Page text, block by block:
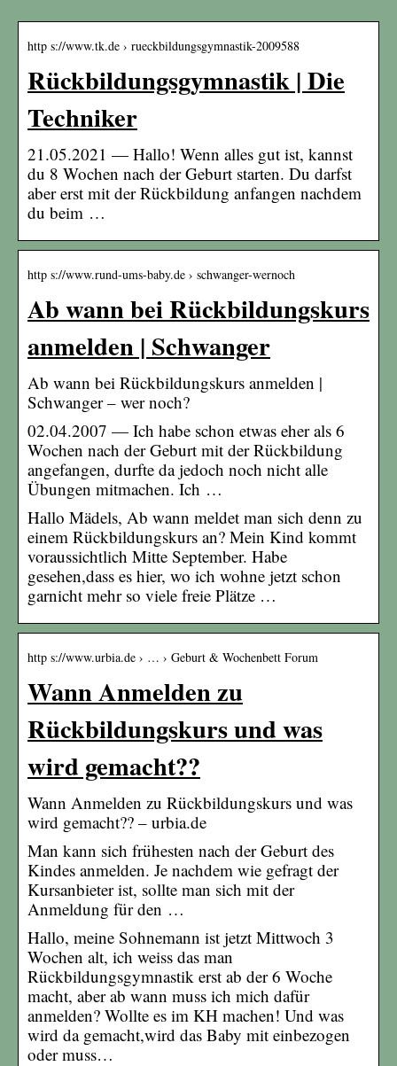
http s://www.tk.de › rueckbildungsgymnastik-2009588
Rückbildungsgymnastik | Die
Techniker
21.05.2021 — Hallo! Wenn alles gut ist, kannst
du 8 Wochen nach der Geburt starten. Du darfst
aber erst mit der Rückbildung anfangen nachdem
du beim …
http s://www.rund-ums-baby.de › schwanger-wernoch
Ab wann bei Rückbildungskurs
anmelden | Schwanger
Ab wann bei Rückbildungskurs anmelden |
Schwanger – wer noch?
02.04.2007 — Ich habe schon etwas eher als 6
Wochen nach der Geburt mit der Rückbildung
angefangen, durfte da jedoch noch nicht alle
Übungen mitmachen. Ich …
Hallo Mädels, Ab wann meldet man sich denn zu
einem Rückbildungskurs an? Mein Kind kommt
voraussichtlich Mitte September. Habe
gesehen,dass es hier, wo ich wohne jetzt schon
garnicht mehr so viele freie Plätze …
http s://www.urbia.de › … › Geburt & Wochenbett Forum
Wann Anmelden zu
Rückbildungskurs und was
wird gemacht??
Wann Anmelden zu Rückbildungskurs und was
wird gemacht?? – urbia.de
Man kann sich frühesten nach der Geburt des
Kindes anmelden. Je nachdem wie gefragt der
Kursanbieter ist, sollte man sich mit der
Anmeldung für den …
Hallo, meine Sohnemann ist jetzt Mittwoch 3
Wochen alt, ich weiss das man
Rückbildungsgymnastik erst ab der 6 Woche
macht, aber ab wann muss ich mich dafür
anmelden? Wollte es im KH machen! Und was
wird da gemacht,wird das Baby mit einbezogen
oder muss…